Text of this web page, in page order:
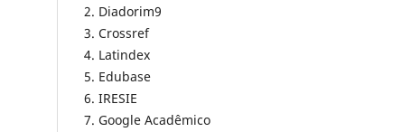
2. Diadorim9
3. Crossref
4. Latindex
5. Edubase
6. IRESIE
7. Google Acadêmico